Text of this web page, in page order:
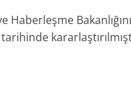
Haberleşme